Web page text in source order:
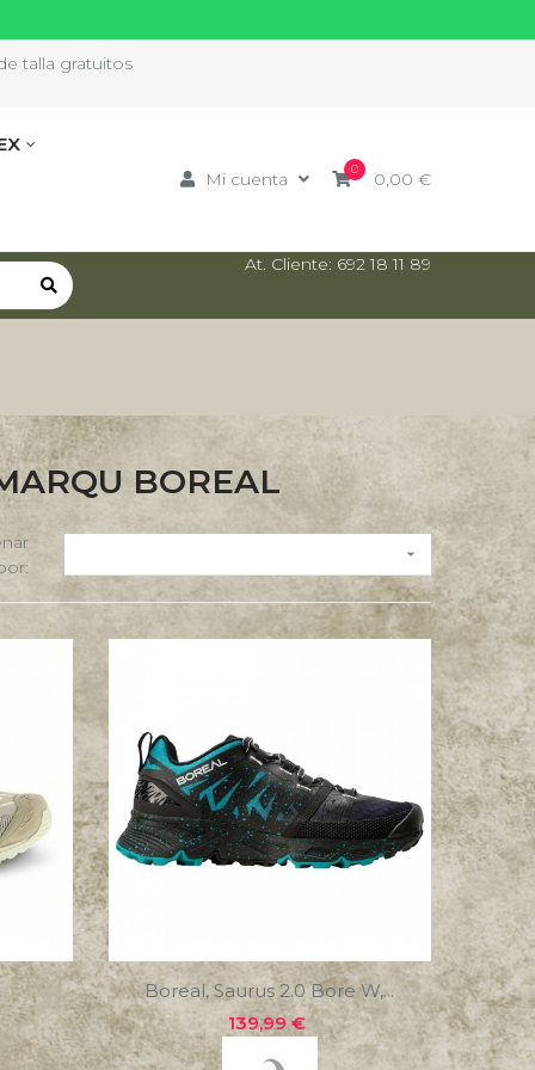
talla gratuitos
Mi cuenta 0 0,00 €
At. Cliente: 692 18 11 89
BOREAL

Boreal, Saurus 2.0 Bore W,...
Precio
139,99 €